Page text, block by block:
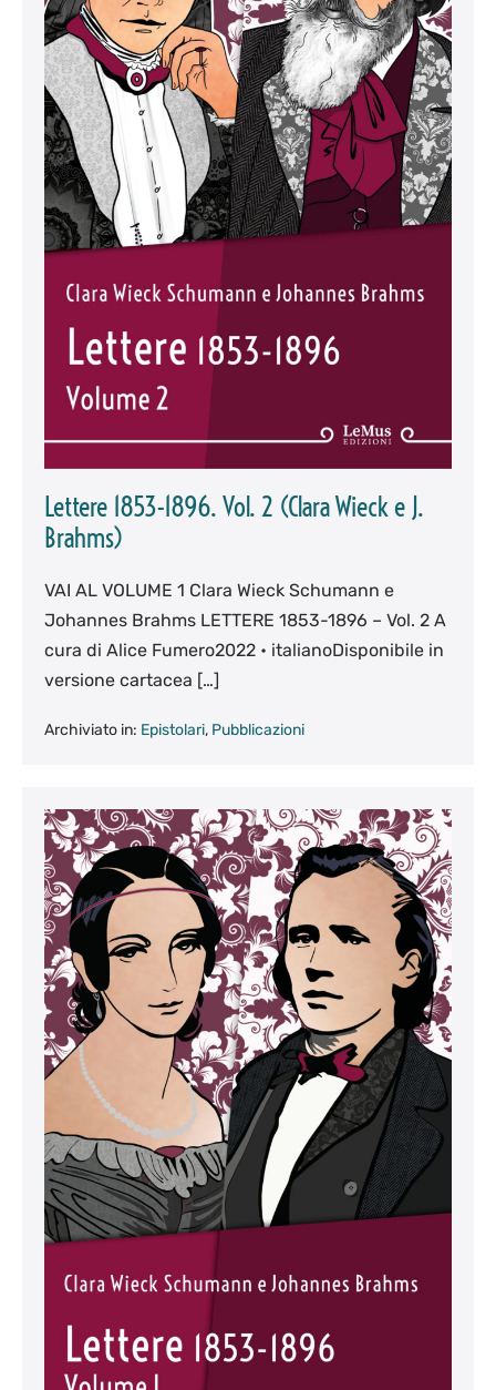
Wieck
e
J.
Brahms)
Lettere 1853-1896. Vol. 2 (Clara Wieck e J.
Brahms)
VAI AL VOLUME 1 Clara Wieck Schumann e
Johannes Brahms LETTERE 1853-1896 – Vol. 2 A
cura di Alice Fumero2022 • italianoDisponibile in
versione cartacea […]
Archiviato in: Epistolari, Pubblicazioni
Lettere
1853-
1896.
Vol.
1
(Clara
Wieck
e
J.
Brahms)